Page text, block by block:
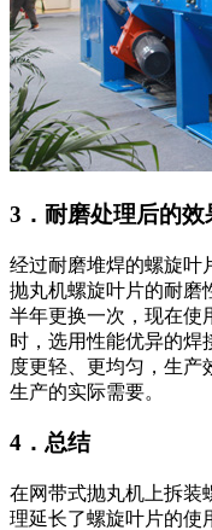
3．耐磨处理后的效
经过耐磨堆焊的螺旋叶
抛丸机螺旋叶片的耐磨
半年更换一次，现在使
时，选用性能优异的焊
度更轻、更均匀，生产
生产的实际需要。
4．总结
在网带式抛丸机上拆装
理延长了螺旋叶片的使